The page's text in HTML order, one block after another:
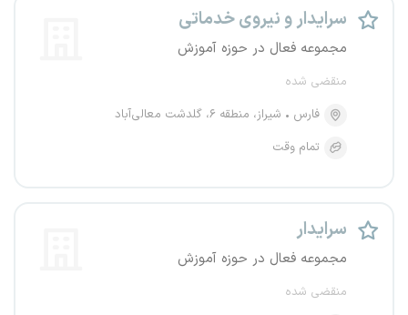
سرایدار و نیروی خدماتی
مجموعه فعال در حوزه آموزش
منقضی شده
فارس
شیراز، منطقه ۶، گلدشت معالی‌آباد
تمام وقت
سرایدار
مجموعه فعال در حوزه آموزش
منقضی شده